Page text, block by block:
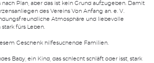
Kontakt
Medien
Plan, aber das ist kein Grund aufzugeben. Damit
des Vereins Von Anfang an. e. V.
Atmosphäre und liebevolle
fürs Leben.
Geschenk hilfesuchende Familien.
Baby, ein Kind, das schlecht schläft oder isst, stark